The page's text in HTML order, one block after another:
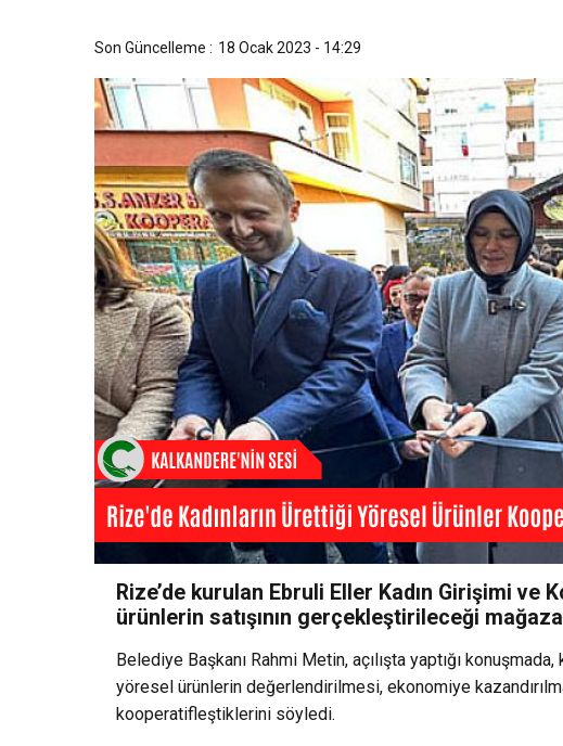
Son Güncelleme : 18 Ocak 2023 - 14:29
Rize’de kurulan Ebruli Eller Kadın Girişimi ve
ürünlerin satışının gerçekleştirileceği mağaza
Belediye Başkanı Rahmi Metin, açılışta yaptığı
yöresel ürünlerin değerlendirilmesi, ekonomiye
kooperatifleştiklerini söyledi.